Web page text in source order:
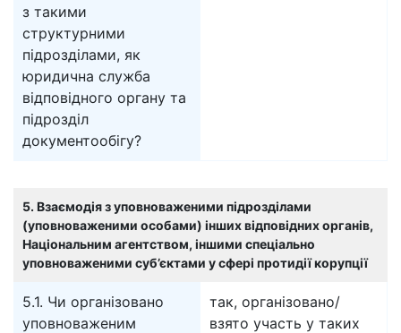
з такими
структурними
підрозділами, як
юридична служба
відповідного органу та
підрозділ
документообігу?
5. Взаємодія з уповноваженими підрозділами
(уповноваженими особами) інших відповідних органів,
Національним агентством, іншими спеціально
уповноваженими суб’єктами у сфері протидії корупції
5.1. Чи організовано
уповноваженим
так, організовано/
взято участь у таких